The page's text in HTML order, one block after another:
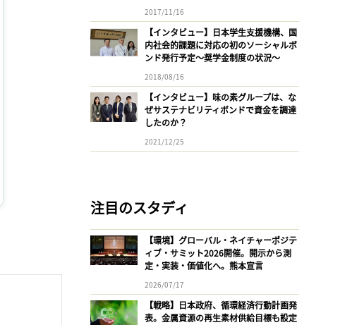
2017/11/16
【インタビュー】日本学生支援機構、国
内社会的課題に対応の初のソーシャルボ
ンド発行予定〜奨学金制度の状況〜
2018/08/16
【インタビュー】味の素グループは、な
ぜサステナビリティボンドで資金を調達
したのか？
2021/12/25
注目のスタディ
【環境】グローバル・ネイチャーポジテ
ィブ・サミット2026開催。開示から測
定・実装・価値化へ。熊本宣言
2026/07/17
【戦略】日本政府、循環経済行動計画発
表。金属資源の再生素材供給目標も設定